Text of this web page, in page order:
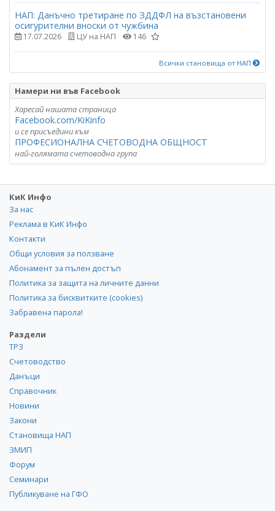
НАП: Данъчно третиране по ЗДДФЛ на възстановени
осигурителни вноски от чужбина
17.07.2026 ЦУ на НАП 146
Всички становища от НАП
Намери ни във Facebook
Харесай нашата страница
Facebook.com/KiKinfo
и се присъедини към
ПРОФЕСИОНАЛНА СЧЕТОВОДНА ОБЩНОСТ
най-голямата счетоводна група
КиК Инфо
За нас
Реклама в КиК Инфо
Контакти
Общи условия за ползване
Абонамент за пълен достъп
Политика за защита на личните данни
Политика за бисквитките (cookies)
Забравена парола!
Раздели
ТРЗ
Счетоводство
Данъци
Справочник
Новини
Закони
Становища НАП
ЗМИП
Форум
Семинари
Публикуване на ГФО